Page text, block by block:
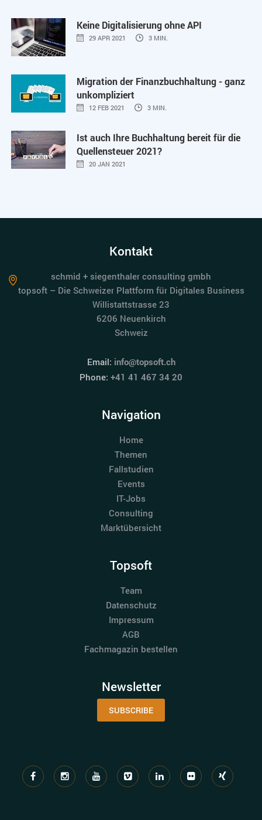
Keine Digitalisierung ohne API
29 APR 2021 3 MIN.
Migration der Finanzbuchhaltung - ganz
unkompliziert
12 FEB 2021 3 MIN.
Ist auch Ihre Buchhaltung bereit für die
Quellensteuer 2021?
20 JAN 2021
Kontakt
schmid + siegenthaler consulting gmbh
topsoft – Die Schweizer Plattform für Digitales Business
Willistattstrasse 23
6206 Neuenkirch
Schweiz
Email: info@topsoft.ch
Phone: +41 41 467 34 20
Navigation
Home
Themen
Fallstudien
Events
IT-Jobs
Consulting
Marktübersicht
Topsoft
Team
Datenschutz
Impressum
AGB
Fachmagazin bestellen
Newsletter
SUBSCRIBE